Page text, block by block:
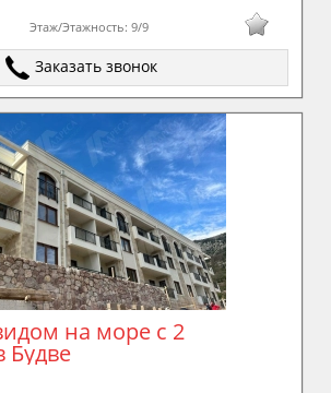
Этаж/Этажность:9/9
Заказать звонок
на море с 2
Будве